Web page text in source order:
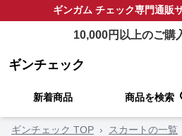
ギンガム チェック専門通販
10,000円以上のご購
ギンチェック
新着商品 商品を検索
ギンチェック TOP › スカートの一覧